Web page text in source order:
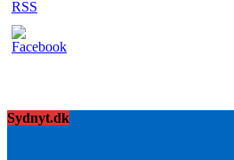
Sydnyt.dk